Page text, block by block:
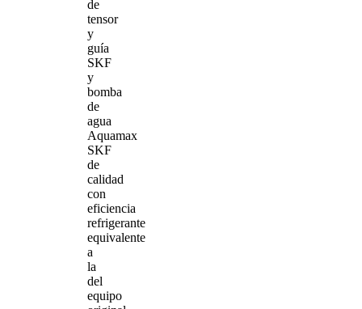
de
tensor
y
guía
SKF
y
bomba
de
agua
Aquamax
SKF
de
calidad
con
eficiencia
refrigerante
equivalente
a
la
del
equipo